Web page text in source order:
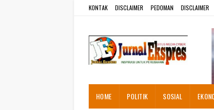
KONTAK DISCLAIMER PEDOMAN DISCLAIMER
HOME POLITIK SOSIAL